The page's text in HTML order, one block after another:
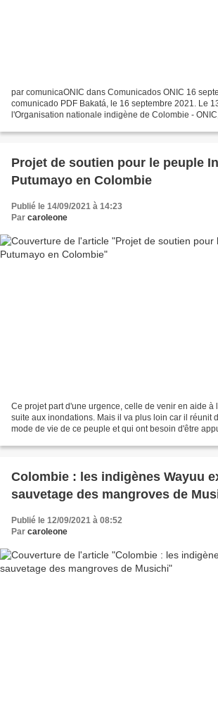
par comunicaONIC dans Comunicados ONIC 16
comunicado PDF Bakatá, le 16 septembre 2021. Le
l'Organisation nationale indigène de Colombie -
Projet de soutien pour le peuple
Putumayo en Colombie
Publié le 14/09/2021 à 14:23
Par caroleone
Ce projet part d'une urgence, celle de venir en aide à
suite aux inondations. Mais il va plus loin car il réunit
mode de vie de ce peuple et qui ont besoin d'être
Colombie : les indigènes Wayuu
sauvetage des mangroves de
Publié le 12/09/2021 à 08:52
Par caroleone